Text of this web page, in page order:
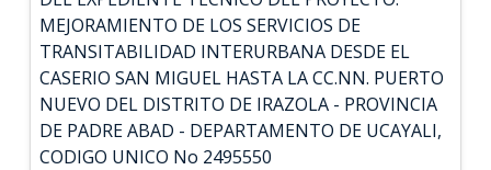
MEJORAMIENTO DE LOS SERVICIOS DE
TRANSITABILIDAD INTERURBANA DESDE EL
CASERIO SAN MIGUEL HASTA LA CC.NN. PUERTO
NUEVO DEL DISTRITO DE IRAZOLA - PROVINCIA
DE PADRE ABAD - DEPARTAMENTO DE UCAYALI,
CODIGO UNICO No 2495550